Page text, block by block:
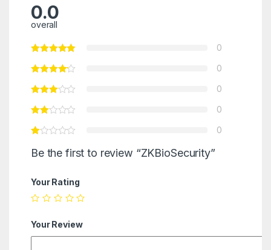
0.0
overall
0
0
0
0
0
Be the first to review “ZKBioSecurity”
Your Rating
Your Review